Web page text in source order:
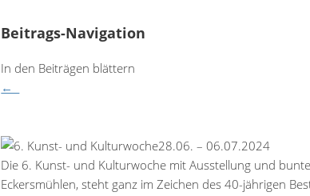
Beitrags-Navigation
In den Beiträgen blättern
←
28.06. – 06.07.2024
Die 6. Kunst- und Kulturwoche mit Ausstellung und
Eckersmühlen, steht ganz im Zeichen des 40-jährigen